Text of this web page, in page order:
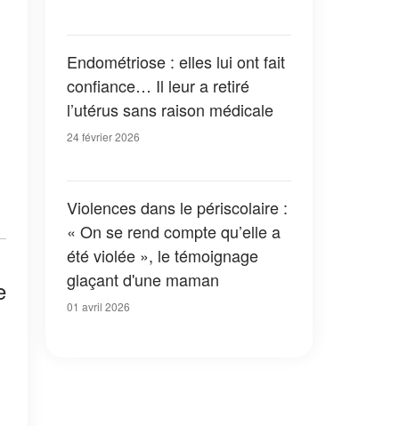
Endométriose : elles lui ont fait
confiance… Il leur a retiré
l’utérus sans raison médicale
24 février 2026
Violences dans le périscolaire :
« On se rend compte qu’elle a
été violée », le témoignage
glaçant d'une maman
01 avril 2026